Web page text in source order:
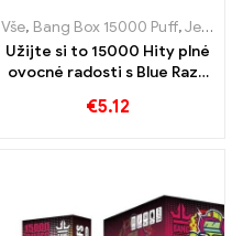
,
Vše, Bang Box 15000 Puff,Jednorázové e-cigarety Švédsko
Užijte si to 15000 Hity plné
ovocné radosti s Blue Razz
vapery, kteří milují chladné
€5.12